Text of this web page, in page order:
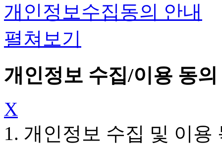
개인정보수집동의 안내
펼쳐보기
개인정보 수집/이용 동
X
1. 개인정보 수집 및 이용